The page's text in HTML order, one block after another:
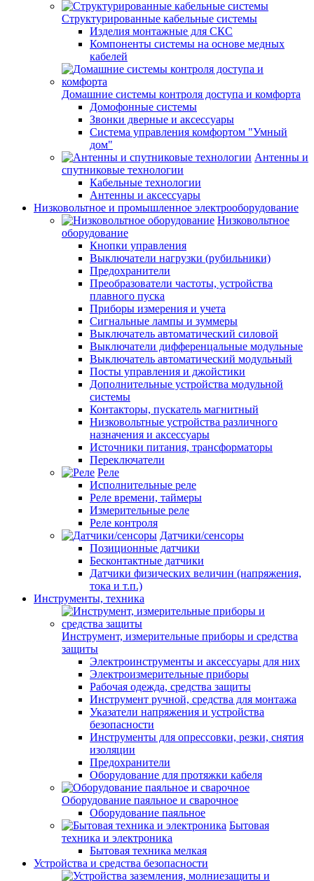
Структурированные кабельные системы
Изделия монтажные для СКС
Компоненты системы на основе медных
кабелей
Домашние системы контроля доступа и комфорта
Домофонные системы
Звонки дверные и аксессуары
Система управления комфортом "Умный
дом"
Антенны и
спутниковые технологии
Кабельные технологии
Антенны и аксессуары
Низковольтное и промышленное электрооборудование
Низковольтное
оборудование
Кнопки управления
Выключатели нагрузки (рубильники)
Предохранители
Преобразователи частоты, устройства
плавного пуска
Приборы измерения и учета
Сигнальные лампы и зуммеры
Выключатель автоматический силовой
Выключатели дифференцальные модульные
Выключатель автоматический модульный
Посты управления и джойстики
Дополнительные устройства модульной
системы
Контакторы, пускатель магнитный
Низковольтные устройства различного
назначения и аксессуары
Источники питания, трансформаторы
Переключатели
Реле
Исполнительные реле
Реле времени, таймеры
Измерительные реле
Реле контроля
Датчики/сенсоры
Позиционные датчики
Бесконтактные датчики
Датчики физических величин (напряжения,
тока и т.п.)
Инструменты, техника
Инструмент, измерительные приборы и средства
защиты
Электроинструменты и аксессуары для них
Электроизмерительные приборы
Рабочая одежда, средства защиты
Инструмент ручной, средства для монтажа
Указатели напряжения и устройства
безопасности
Инструменты для опрессовки, резки, снятия
изоляции
Предохранители
Оборудование для протяжки кабеля
Оборудование паяльное и сварочное
Оборудование паяльное
Бытовая
техника и электроника
Бытовая техника мелкая
Устройства и средства безопасности